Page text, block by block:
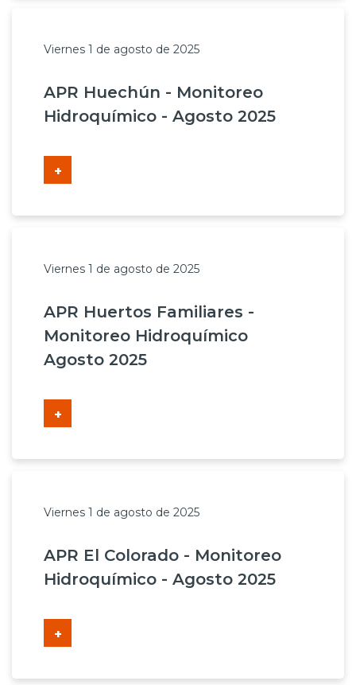
Viernes 1 de agosto de 2025
APR Huechún - Monitoreo
Hidroquímico - Agosto 2025
+
Viernes 1 de agosto de 2025
APR Huertos Familiares -
Monitoreo Hidroquímico
Agosto 2025
+
Viernes 1 de agosto de 2025
APR El Colorado - Monitoreo
Hidroquímico - Agosto 2025
+